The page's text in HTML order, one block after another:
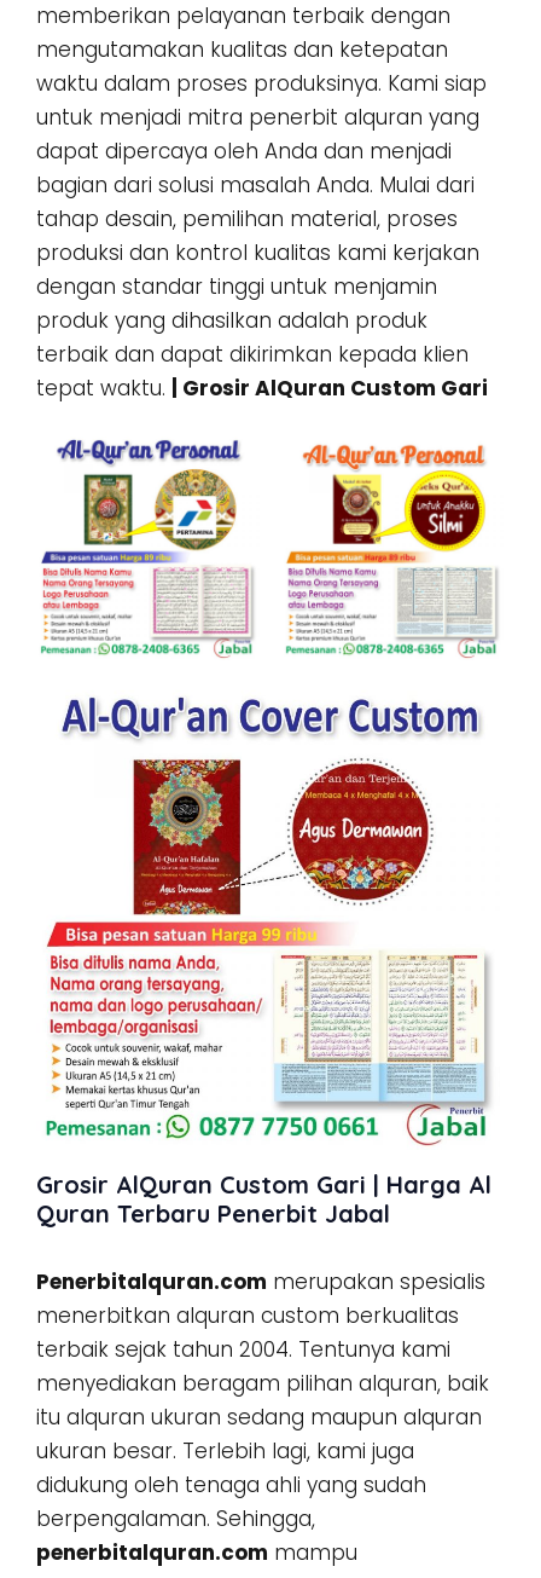
memberikan pelayanan terbaik dengan
mengutamakan kualitas dan ketepatan
waktu dalam proses produksinya. Kami siap
untuk menjadi mitra penerbit alquran yang
dapat dipercaya oleh Anda dan menjadi
bagian dari solusi masalah Anda. Mulai dari
tahap desain, pemilihan material, proses
produksi dan kontrol kualitas kami kerjakan
dengan standar tinggi untuk menjamin
produk yang dihasilkan adalah produk
terbaik dan dapat dikirimkan kepada klien
tepat waktu.
| Grosir AlQuran Custom Gari
Grosir AlQuran Custom Gari | Harga Al
Quran Terbaru Penerbit Jabal
Penerbitalquran.com merupakan spesialis
menerbitkan alquran custom berkualitas
terbaik sejak tahun 2004. Tentunya kami
menyediakan beragam pilihan alquran, baik
itu alquran ukuran sedang maupun alquran
ukuran besar. Terlebih lagi, kami juga
didukung oleh tenaga ahli yang sudah
berpengalaman. Sehingga,
penerbitalquran.com mampu